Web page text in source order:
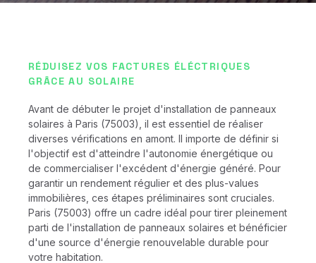
RÉDUISEZ VOS FACTURES ÉLÉCTRIQUES
GRÂCE AU SOLAIRE
Avant de débuter le projet d'installation de panneaux
solaires à Paris (75003), il est essentiel de réaliser
diverses vérifications en amont. Il importe de définir si
l'objectif est d'atteindre l'autonomie énergétique ou
de commercialiser l'excédent d'énergie généré. Pour
garantir un rendement régulier et des plus-values
immobilières, ces étapes préliminaires sont cruciales.
Paris (75003) offre un cadre idéal pour tirer pleinement
parti de l'installation de panneaux solaires et bénéficier
d'une source d'énergie renouvelable durable pour
votre habitation.